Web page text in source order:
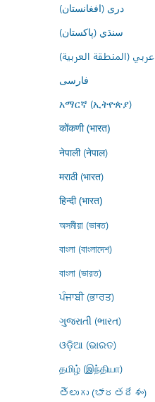
درى (افغانستان)
سنڌي (پاکستان)
عربي (المنطقة العربية)
فارسى
አማርኛ (ኢትዮጵያ)
कोंकणी (भारत)
नेपाली (नेपाल)
मराठी (भारत)
हिन्दी (भारत)
অসমীয়া (ভাৰত)
বাংলা (বাংলাদেশ)
বাংলা (ভারত)
ਪੰਜਾਬੀ (ਭਾਰਤ)
ગુજરાતી (ભારત)
ଓଡ଼ିଆ (ଭାରତ)
தமிழ் (இந்தியா)
తెలుగు (భారతదేశం)